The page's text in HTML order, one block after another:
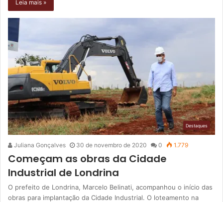
Leia mais »
Destaques
Juliana Gonçalves 30 de novembro de 2020 0 1.779
Começam as obras da Cidade
Industrial de Londrina
O prefeito de Londrina, Marcelo Belinati, acompanhou o início das
obras para implantação da Cidade Industrial. O loteamento na